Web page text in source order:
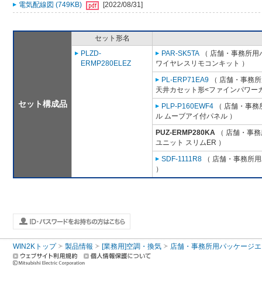
電気配線図 (749KB)
[2022/08/31]
セット構成品
セット形名
PLZD-
ERMP280ELEZ
PAR-SK5TA （ 店舗・事務所
ワイヤレスリモコンキット ）
PL-ERP71EA9 （ 店舗・事務
天井カセット形<ファインパワー
PLP-P160EWF4 （ 店舗・事
ル ムーブアイ付パネル ）
PUZ-ERMP280KA （ 店舗・事
ユニット スリムER ）
SDF-1111R8 （ 店舗・事務所
）
WIN2Kトップ 製品情報 [業務用]空調・換気 店舗・事務所用パッケージ